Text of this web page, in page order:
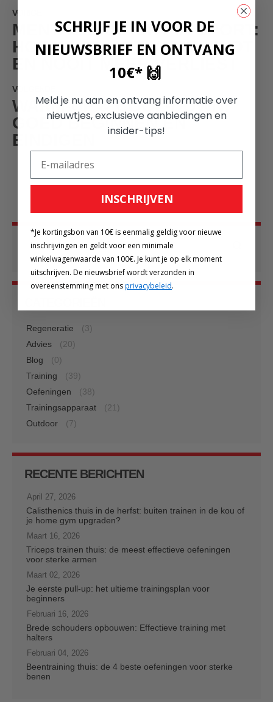
VORIGE
MENTALE KRACHT IN SPORT:
HOE JE JE MOTIVATIE VINDT
EN NOOIT MEER VERLIEST
VOLGENDE
WARM-UP & COOL-DOWN:
GOED BEGINNEN EN
EINDIGEN
Search
Regeneratie
(3)
Advies
(20)
Blog
(0)
Training
(39)
Oefeningen
(38)
Trainingsapparaat
(21)
Outdoor
(7)
RECENTE BERICHTEN
April 27, 2026
Calisthenics thuis in de herfst: buiten trainen in de kou of
je home gym upgraden?
Maart 16, 2026
Triceps trainen thuis: de meest effectieve oefeningen
voor sterke armen
Maart 02, 2026
Je eerste pull-up: het ultieme trainingsplan voor
beginners
Februari 16, 2026
Brede schouders opbouwen: Effectieve training met
halters
Februari 04, 2026
Beentraining thuis: de 4 beste oefeningen voor sterke
benen
SCHRIJF JE IN VOOR DE
NIEUWSBRIEF EN ONTVANG
10€* 🙌
Meld je nu aan en ontvang informatie over
nieuwtjes, exclusieve aanbiedingen en
insider-tips!
INSCHRIJVEN
*Je kortingsbon van 10€ is eenmalig geldig voor nieuwe
inschrijvingen en geldt voor een minimale
winkelwagenwaarde van 100€. Je kunt je op elk moment
uitschrijven. De nieuwsbrief wordt verzonden in
overeenstemming met onsprivacybeleid.